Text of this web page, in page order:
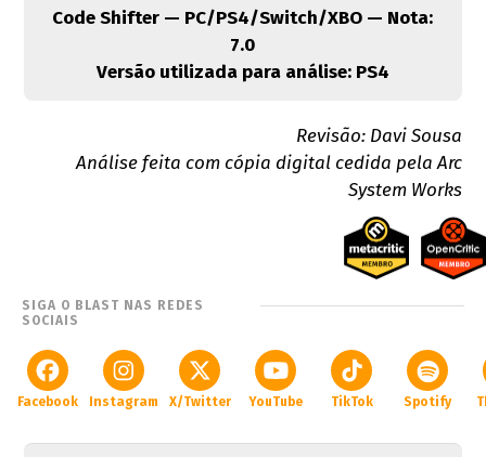
Code Shifter — PC/PS4/Switch/XBO — Nota:
7.0
Versão utilizada para análise: PS4
Revisão: Davi Sousa
Análise feita com cópia digital cedida pela Arc
System Works
SIGA O BLAST NAS REDES
SOCIAIS
Facebook Instagram X/Twitter YouTube TikTok Spotify